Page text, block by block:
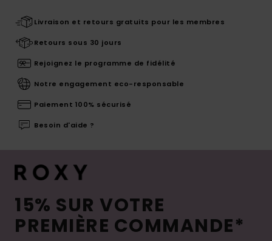
Livraison et retours gratuits pour les membres
Retours sous 30 jours
Rejoignez le programme de fidélité
Notre engagement eco-responsable
Paiement 100% sécurisé
Besoin d'aide ?
15% SUR VOTRE
PREMIÈRE COMMANDE*